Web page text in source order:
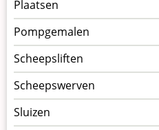
Plaatsen
Pompgemalen
Scheepsliften
Scheepswerven
Sluizen